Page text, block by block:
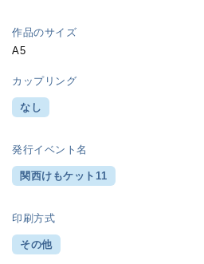
作品のサイズ
A5
カップリング
なし
発行イベント名
関西けもケット11
印刷方式
その他